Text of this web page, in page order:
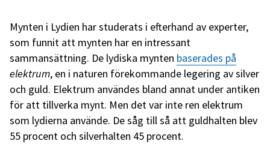
Mynten i Lydien har studerats i efterhand av experter,
som funnit att mynten har en intressant
sammansättning. De lydiska mynten baserades på
elektrum, en i naturen förekommande legering av silver
och guld. Elektrum användes bland annat under antiken
för att tillverka mynt. Men det var inte ren elektrum
som lydierna använde. De såg till så att guldhalten blev
55 procent och silverhalten 45 procent.